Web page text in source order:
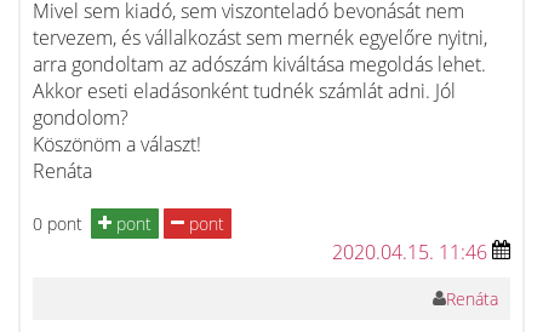
Mivel sem kiadó, sem viszonteladó bevonását nem
tervezem, és vállalkozást sem mernék egyelőre nyitni,
arra gondoltam az adószám kiváltása megoldás lehet.
Akkor eseti eladásonként tudnék számlát adni. Jól
gondolom?
Köszönöm a választ!
Renáta
0 pont pont pont
2020.04.15. 11:46
Renáta